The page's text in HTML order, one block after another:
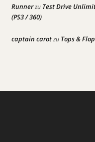
Runnerzu Test Drive
(PS3 / 360)
captain carotzu Tops &